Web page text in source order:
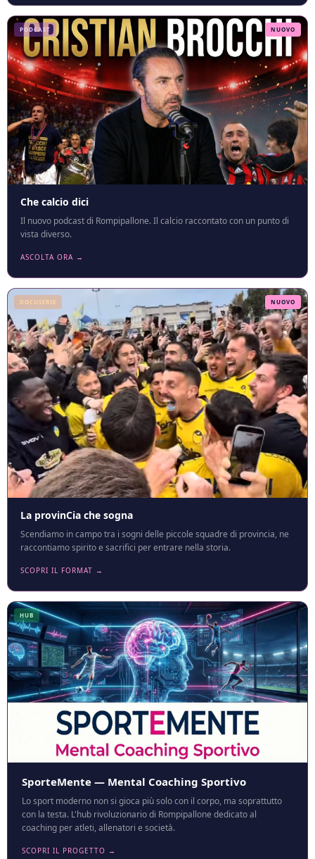
PODCAST NUOVO
Che calcio dici
Il nuovo podcast di Rompipallone. Il calcio raccontato con un punto di
vista diverso.
ASCOLTA ORA →
DOCUSERIE NUOVO
La provinCia che sogna
Scendiamo in campo tra i sogni delle piccole squadre di provincia, ne
raccontiamo spirito e sacrifici per entrare nella storia.
SCOPRI IL FORMAT →
HUB
SporteMente — Mental Coaching Sportivo
Lo sport moderno non si gioca più solo con il corpo, ma soprattutto
con la testa. L'hub rivoluzionario di Rompipallone dedicato al
coaching per atleti, allenatori e società.
SCOPRI IL PROGETTO →